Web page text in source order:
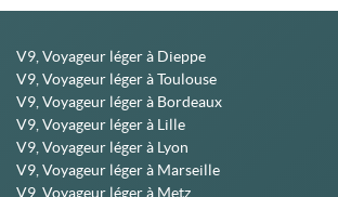
V9, Voyageur léger à Dieppe
V9, Voyageur léger à Toulouse
V9, Voyageur léger à Bordeaux
V9, Voyageur léger à Lille
V9, Voyageur léger à Lyon
V9, Voyageur léger à Marseille
V9, Voyageur léger à Metz